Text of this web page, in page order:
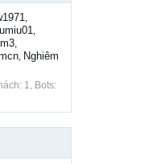
,
,
,
, Nghiêm
1, Bots: